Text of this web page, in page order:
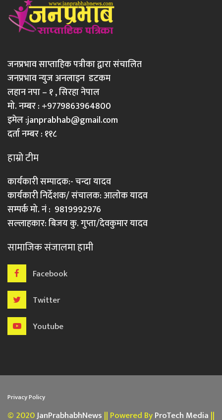
जनप्रभाव साप्ताहिक पत्रीका द्वारा संचालित
जनप्रभाव न्युज अनलाइन डटकम
लहान नपा – १ , सिरहा नेपाल
मो. नम्बर : +9779863964800
इमेल :janprabhab@gmail.com
दर्ता नम्बर : ११८
हाम्रो टीम
कार्यकारी सम्पादक:- चन्दा यादव
कार्यकारी निर्देशक/ संचालक: आलोक यादव
सम्पर्क मो. नं : 9819992976
सल्लाहकार: बिजय कु. गुप्ता/देवकुमार यादव
सामाजिक संजालमा हामी
Facebook
Twitter
Youtube
Privacy Policy
© 2020JanPrabhabhNews || Powered ByProTech Media ||